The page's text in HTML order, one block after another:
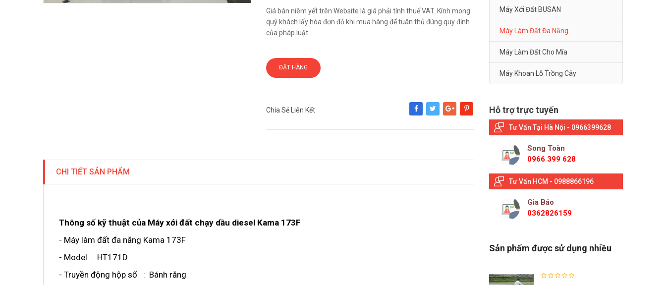
Giá bán niêm yết trên Website là giá phải tính thuế VAT. Kính mong
quý khách lấy hóa đơn đỏ khi mua hàng để tuân thủ đúng quy định
của pháp luật
ĐẶT HÀNG
Chia Sẻ Liên Kết
Share Tweet Google+Pinterest
CHI TIẾT SẢN PHẨM
Thông số kỹ thuật của Máy xới đất chạy dầu diesel Kama 173F
- Máy làm đất đa năng Kama 173F
- Model : HT171D
- Truyền động hộp số : Bánh răng
Máy Xới Đất BUSAN
Máy Làm Đất Đa Năng
Máy Làm Đất Cho Mía
Máy Khoan Lỗ Trồng Cây
Hỗ trợ trực tuyến
Tư Vấn Tại Hà Nội - 0966399628
Song Toàn
0966 399 628
Tư Vấn HCM - 0988866196
Gia Bảo
0362826159
Sản phẩm được sử dụng nhiều